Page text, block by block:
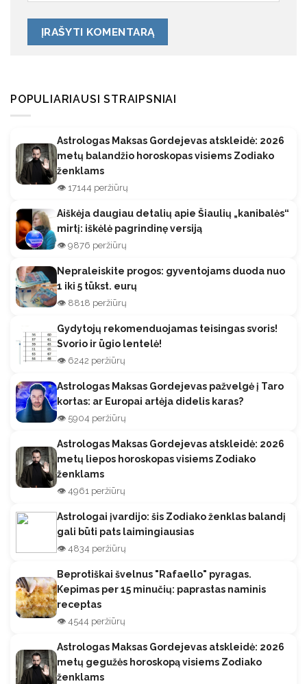
POPULIARIAUSI STRAIPSNIAI
Astrologas Maksas Gordejevas atskleidė: 2026
metų balandžio horoskopas visiems Zodiako
ženklams
👁️ 17144 peržiūrų
Aiškėja daugiau detalių apie Šiaulių „kanibalės“
mirtį: iškėlė pagrindinę versiją
👁️ 9876 peržiūrų
Nepraleiskite progos: gyventojams duoda nuo
1 iki 5 tūkst. eurų
👁️ 8818 peržiūrų
Gydytojų rekomenduojamas teisingas svoris!
Svorio ir ūgio lentelė!
👁️ 6242 peržiūrų
Astrologas Maksas Gordejevas pažvelgė į Taro
kortas: ar Europai artėja didelis karas?
👁️ 5904 peržiūrų
Astrologas Maksas Gordejevas atskleidė: 2026
metų liepos horoskopas visiems Zodiako
ženklams
👁️ 4961 peržiūrų
Astrologai įvardijo: šis Zodiako ženklas balandį
gali būti pats laimingiausias
👁️ 4834 peržiūrų
Beprotiškai švelnus "Rafaello" pyragas.
Kepimas per 15 minučių: paprastas naminis
receptas
👁️ 4544 peržiūrų
Astrologas Maksas Gordejevas atskleidė: 2026
metų gegužės horoskopą visiems Zodiako
ženklams